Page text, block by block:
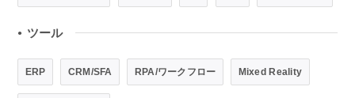
● ツール
ERP CRM/SFA RPA/ワークフロー Mixed Reality